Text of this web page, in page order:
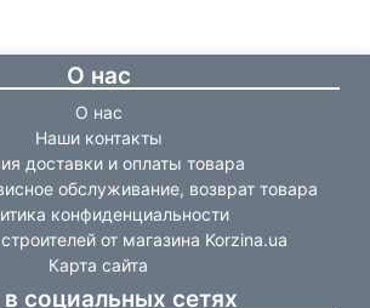
О нас
О нас
Наши контакты
доставки и оплаты товара
обслуживание, возврат товара
конфиденциальности
от магазина Korzina.ua
Карта сайта
социальных сетях